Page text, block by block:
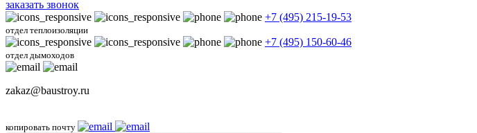
заказать звонок
+7 (495) 215-19-53
отдел теплоизоляции
+7 (495) 150-60-46
отдел дымоходов
zakaz@baustroy.ru
копировать почту